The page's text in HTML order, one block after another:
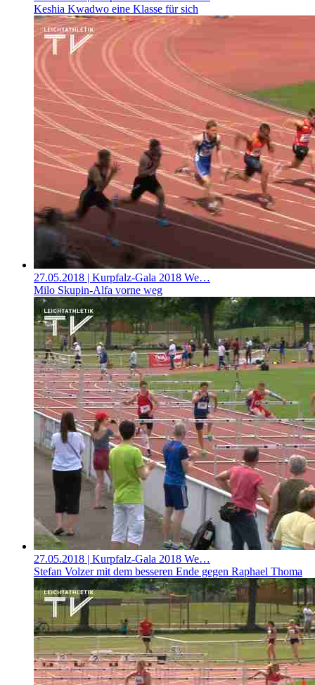
Keshia Kwadwo eine Klasse für sich
27.05.2018 | Kurpfalz-Gala 2018 We…
Milo Skupin-Alfa vorne weg
27.05.2018 | Kurpfalz-Gala 2018 We…
Stefan Volzer mit dem besseren Ende gegen Raphael Thoma